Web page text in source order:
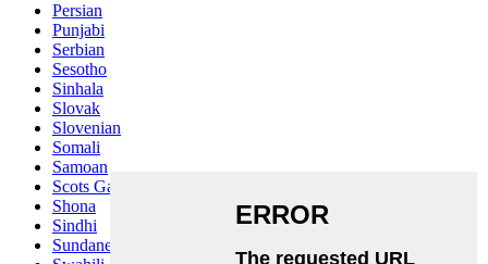
Persian
Punjabi
Serbian
Sesotho
Sinhala
Slovak
Slovenian
Somali
Samoan
Scots Gaelic
Shona
Sindhi
Sundanese